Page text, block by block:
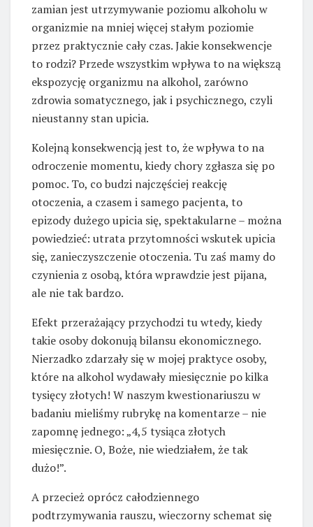
zamian jest utrzymywanie poziomu alkoholu w
organizmie na mniej więcej stałym poziomie
przez praktycznie cały czas. Jakie konsekwencje
to rodzi? Przede wszystkim wpływa to na większą
ekspozycję organizmu na alkohol, zarówno
zdrowia somatycznego, jak i psychicznego, czyli
nieustanny stan upicia.
Kolejną konsekwencją jest to, że wpływa to na
odroczenie momentu, kiedy chory zgłasza się po
pomoc. To, co budzi najczęściej reakcję
otoczenia, a czasem i samego pacjenta, to
epizody dużego upicia się, spektakularne – można
powiedzieć: utrata przytomności wskutek upicia
się, zanieczyszczenie otoczenia. Tu zaś mamy do
czynienia z osobą, która wprawdzie jest pijana,
ale nie tak bardzo.
Efekt przerażający przychodzi tu wtedy, kiedy
takie osoby dokonują bilansu ekonomicznego.
Nierzadko zdarzały się w mojej praktyce osoby,
które na alkohol wydawały miesięcznie po kilka
tysięcy złotych! W naszym kwestionariuszu w
badaniu mieliśmy rubrykę na komentarze – nie
zapomnę jednego: „4,5 tysiąca złotych
miesięcznie. O, Boże, nie wiedziałem, że tak
dużo!”.
A przecież oprócz całodziennego
podtrzymywania rauszu, wieczorny schemat się